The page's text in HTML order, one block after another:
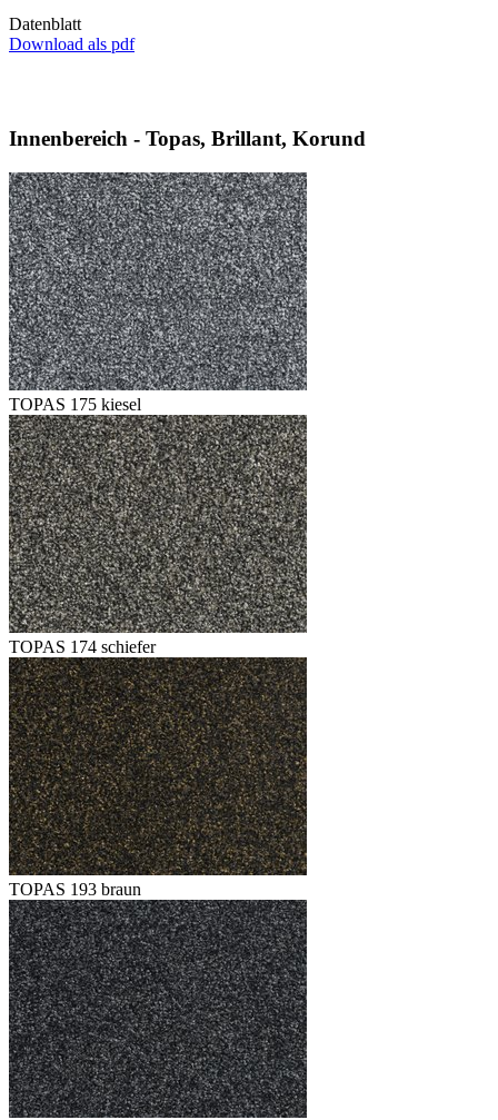
Datenblatt
Download als pdf
Innenbereich - Topas, Brillant, Korund
TOPAS 175 kiesel
TOPAS 174 schiefer
TOPAS 193 braun